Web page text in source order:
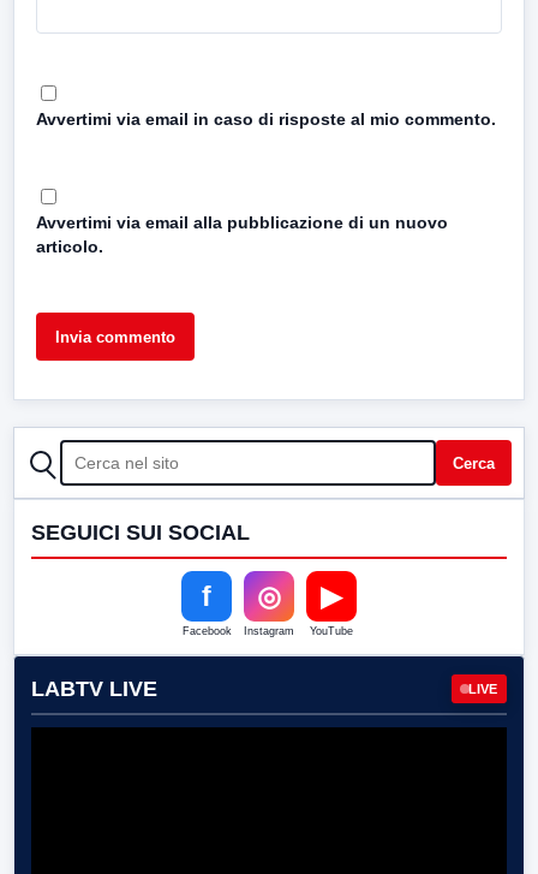
Avvertimi via email in caso di risposte al mio commento.
Avvertimi via email alla pubblicazione di un nuovo
articolo.
CERCA Cerca
SEGUICI SUI SOCIAL
f
Facebook
◎
Instagram
▶
YouTube
LABTV LIVE LIVE